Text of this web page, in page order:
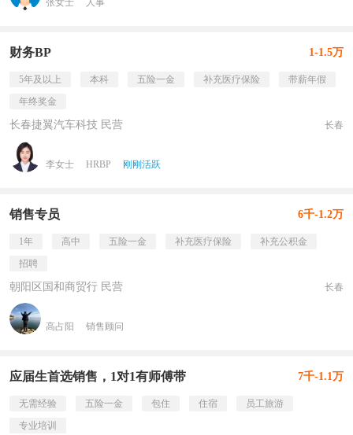
张女士 人事
财务BP 1-1.5万
5年及以上 本科 五险一金 补充医疗保险
带薪年假
年终奖金
长春捷翼汽车科技 民营 长春
李女士 HRBP 刚刚活跃
销售专员 6千-1.2万
1年 高中 五险一金 补充医疗保险
补充公积金
招聘
朝阳区国和商贸行 民营 长春
高占阳 销售顾问
应届生首选销售，1对1有师傅带 7千-1.1万
无需经验 五险一金 包住 住宿
员工旅游
专业培训